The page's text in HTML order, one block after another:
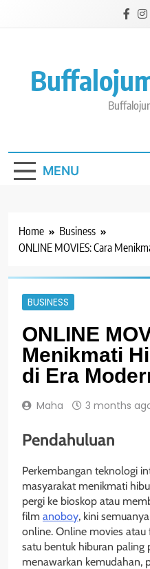
MENU
Home
Business
ONLINE MOVIES: Cara
BUSINESS
ONLINE
Menikmati
di Era
Maha 3 months
Pendahuluan
Perkembangan teknologi
masyarakat menikmati
pergi ke bioskop atau
film anoboy, kini
online. Online movies
satu bentuk hiburan paling
menawarkan kemudahan,